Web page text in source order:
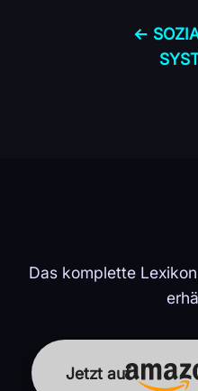
←
Das komplette
Jetzt auf